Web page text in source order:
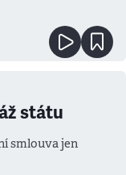
státu
smlouva jen